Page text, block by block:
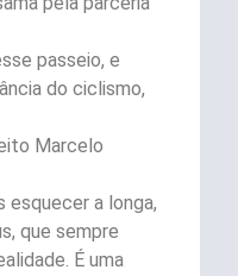
passeio, e
do ciclismo,
Marcelo
esquecer a longa,
que sempre
É uma